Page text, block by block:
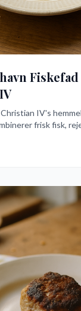
IV's
frisk fisk,
og serveres